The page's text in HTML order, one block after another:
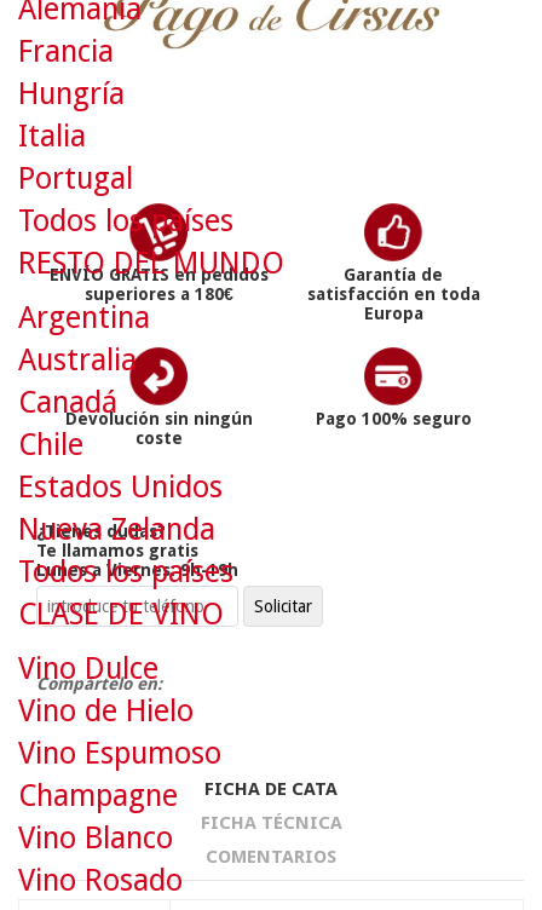
ENVÍO GRATIS en pedidos
superiores a 180€
Garantía de
satisfacción en toda
Europa
Devolución sin ningún
coste
Pago 100% seguro
¿Tienes dudas?
Te llamamos gratis
Lunes a Viernes: 9h-19h
Compártelo en:
FICHA DE CATA
FICHA TÉCNICA
COMENTARIOS
Alemania
Francia
Hungría
Italia
Portugal
Todos los países
RESTO DEL MUNDO
Argentina
Australia
Canadá
Chile
Estados Unidos
Nueva Zelanda
Todos los países
CLASE DE VINO
Vino Dulce
Vino de Hielo
Vino Espumoso
Champagne
Vino Blanco
Vino Rosado